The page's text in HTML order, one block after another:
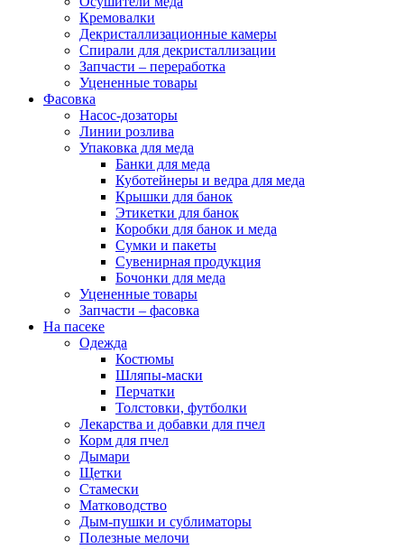
Кремовалки
Декристаллизационные камеры
Спирали для декристаллизации
Запчасти – переработка
Уцененные товары
Фасовка
Насос-дозаторы
Линии розлива
Упаковка для меда
Банки для меда
Куботейнеры и ведра для меда
Крышки для банок
Этикетки для банок
Коробки для банок и меда
Сумки и пакеты
Сувенирная продукция
Бочонки для меда
Уцененные товары
Запчасти – фасовка
На пасеке
Одежда
Костюмы
Шляпы-маски
Перчатки
Толстовки, футболки
Лекарства и добавки для пчел
Корм для пчел
Дымари
Щетки
Стамески
Матководство
Дым-пушки и сублиматоры
Полезные мелочи